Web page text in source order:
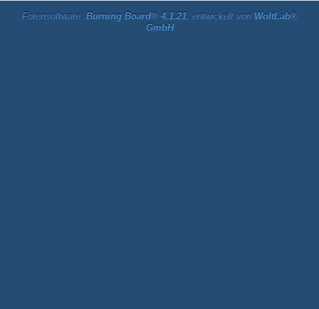
Forensoftware: Burning Board® 4.1.21, entwickelt von WoltLab®
GmbH